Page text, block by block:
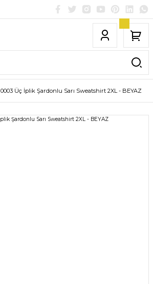
0003 Üç İplik Şardonlu Sarı Sweatshirt 2XL - BEYAZ